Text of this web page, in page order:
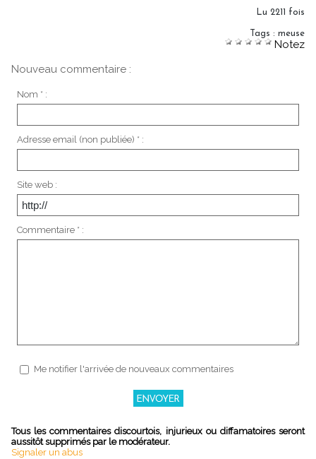
Lu 2211 fois
Tags : meuse
Notez
Nouveau commentaire :
Nom * :
Adresse email (non publiée) * :
Site web :
Commentaire * :
Me notifier l'arrivée de nouveaux commentaires
Tous les commentaires discourtois, injurieux ou diffamatoires seront
aussitôt supprimés par le modérateur.
Signaler un abus